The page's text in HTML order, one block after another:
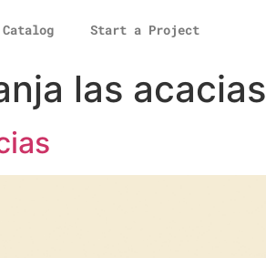
Start a Project
las acacias